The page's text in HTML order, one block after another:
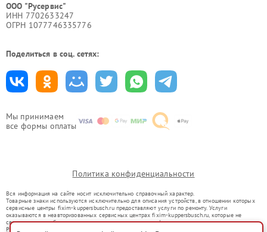
Мы принимаем
все формы оплаты
ООО "Русервис"
ИНН 7702633247
ОГРН 1077746335776
Поделиться в соц. сетях:
Политика конфиденциальности
Вся информация на сайте носит исключительно справочный характер.
Товарные знаки используются исключительно для описания устройств, в отношении которых
сервисные центры fixim-kuppersbusch.ru предоставляют услуги по ремонту. Услуги
оказываются в неавторизованных сервисных центрах fixim-kuppersbusch.ru, которые не
связаны с правообладателями товарных знаков или их официальными представителями.
Ремонт осуществляется для устройств, уже введенных в гражданский оборот в соответствии